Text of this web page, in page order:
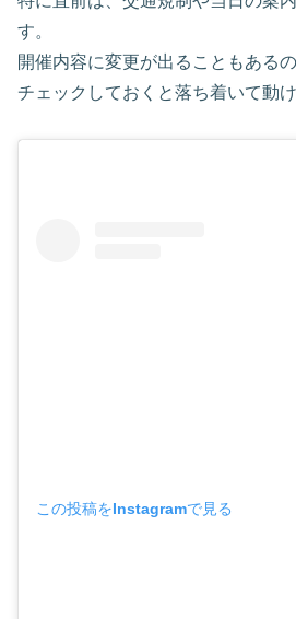
す。
開催内容に変更が出ることもある
チェックしておくと落ち着いて動け
この投稿をInstagramで見る